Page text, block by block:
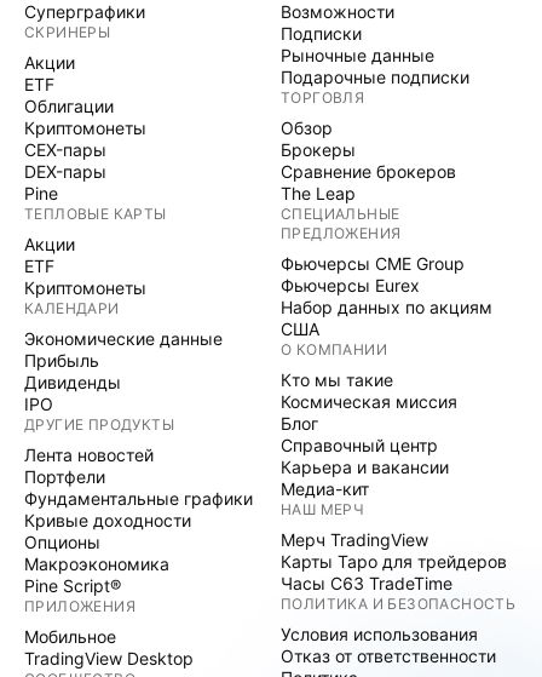
Суперграфики
СКРИНЕРЫ
Акции
ETF
Облигации
Криптомонеты
CEX-пары
DEX-пары
Pine
ТЕПЛОВЫЕ КАРТЫ
Акции
ETF
Криптомонеты
КАЛЕНДАРИ
Экономические данные
Прибыль
Дивиденды
IPO
ДРУГИЕ ПРОДУКТЫ
Лента новостей
Портфели
Фундаментальные графики
Кривые доходности
Опционы
Макроэкономика
Pine Script®
ПРИЛОЖЕНИЯ
Мобильное
TradingView Desktop
Возможности
Подписки
Рыночные данные
Подарочные подписки
ТОРГОВЛЯ
Обзор
Брокеры
Сравнение брокеров
The Leap
СПЕЦИАЛЬНЫЕ
ПРЕДЛОЖЕНИЯ
Фьючерсы CME Group
Фьючерсы Eurex
Набор данных по акциям
США
О КОМПАНИИ
Кто мы такие
Космическая миссия
Блог
Справочный центр
Карьера и вакансии
Медиа-кит
НАШ МЕРЧ
Мерч TradingView
Карты Таро для трейдеров
Часы C63 TradeTime
ПОЛИТИКА И БЕЗОПАСНОСТЬ
Условия использования
Отказ от ответственности